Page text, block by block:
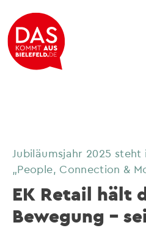
Jubiläumsjahr 2025
„People, Connection &
EK Retail hält
Bewegung –